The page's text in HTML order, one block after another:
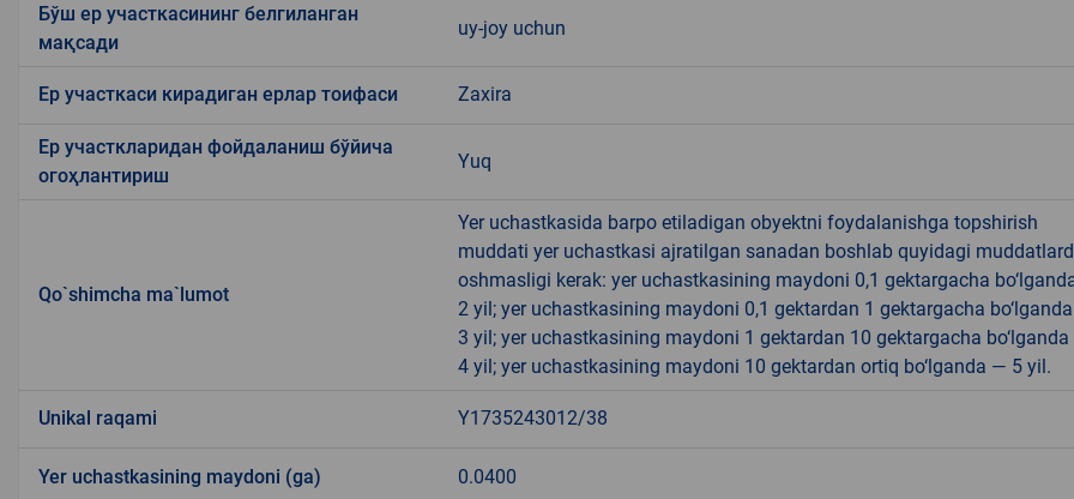
Бўш ер участкасининг белгиланган
мақсади
uy-joy uchun
Ер участкаси кирадиган ерлар тоифаси Zaxira
Ер участкларидан фойдаланиш бўйича
огоҳлантириш
Yuq
Qo`shimcha ma`lumot
Yer uchastkasida barpo etiladigan obyektni foydalanishga topshirish
muddati yer uchastkasi ajratilgan sanadan boshlab quyidagi
oshmasligi kerak: yer uchastkasining maydoni 0,1 gektargacha
2 yil; yer uchastkasining maydoni 0,1 gektardan 1 gektargacha
3 yil; yer uchastkasining maydoni 1 gektardan 10 gektargacha
4 yil; yer uchastkasining maydoni 10 gektardan ortiq bo‘lganda — 5 yil.
Unikal raqami Y1735243012/38
Yer uchastkasining maydoni (ga) 0.0400